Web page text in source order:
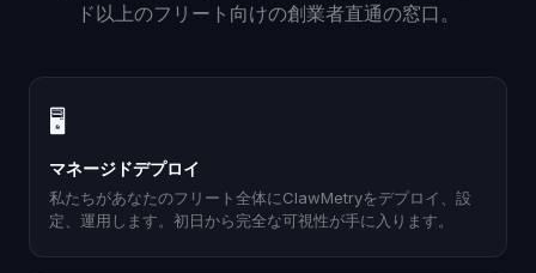
ド以上のフリート向けの創業者直通の窓口。
🖥
マネージドデプロイ
私たちがあなたのフリート全体にClawMetryをデプロイ、設
定、運用します。初日から完全な可視性が手に入ります。